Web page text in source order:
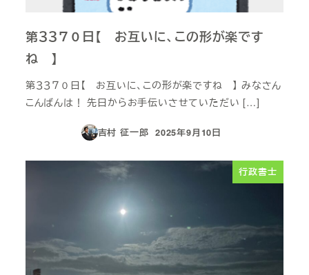
第３３７０日【 お互いに、この形が楽です
ね 】
第３３７０日【 お互いに、この形が楽ですね 】 みなさん
こんばんは！ 先日からお手伝いさせていただい […]
吉村 征一郎
投稿日
2025年9月10日
行政書士